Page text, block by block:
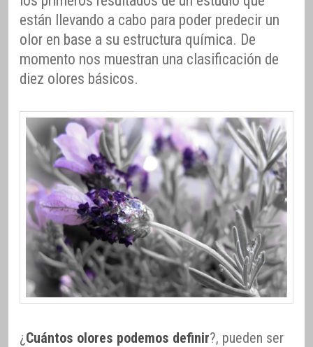
están llevando a cabo para poder predecir un
olor en base a su estructura química. De
momento nos muestran una clasificación de
diez olores básicos.
¿ Cuántos olores podemos definir?, pueden ser